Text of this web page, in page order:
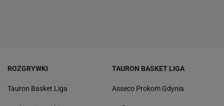
ROZGRYWKI
Tauron Basket Liga
TAURON BASKET LIGA
Asseco Prokom Gdynia